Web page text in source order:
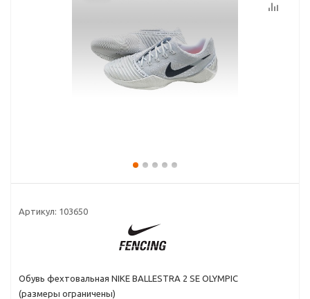
Артикул: 103650
Обувь фехтовальная NIKE BALLESTRA 2 SE OLYMPIC
(размеры ограничены)